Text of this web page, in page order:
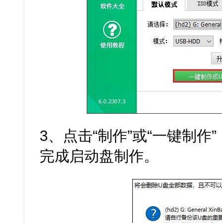
3、点击“制作”或“一键制作
完成启动盘制作。